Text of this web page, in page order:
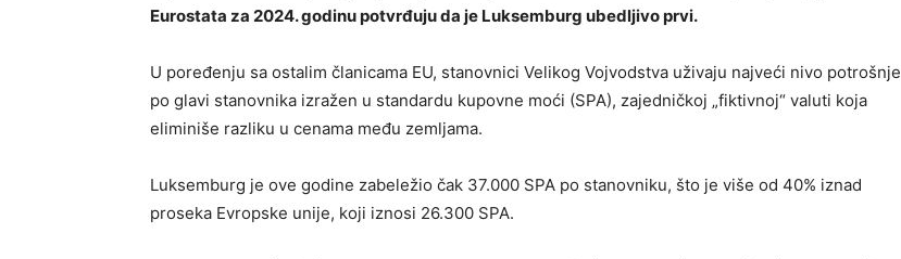
Eurostata za 2024. godinu potvrđuju da je Luksemburg ubedljivo prvi.
U poređenju sa ostalim članicama EU, stanovnici Velikog Vojvodstva uživaju najveći nivo potrošnje
po glavi stanovnika izražen u standardu kupovne moći (SPA), zajedničkoj „fiktivnoj“ valuti koja
eliminiše razliku u cenama među zemljama.
Luksemburg je ove godine zabeležio čak 37.000 SPA po stanovniku, što je više od 40% iznad
proseka Evropske unije, koji iznosi 26.300 SPA.